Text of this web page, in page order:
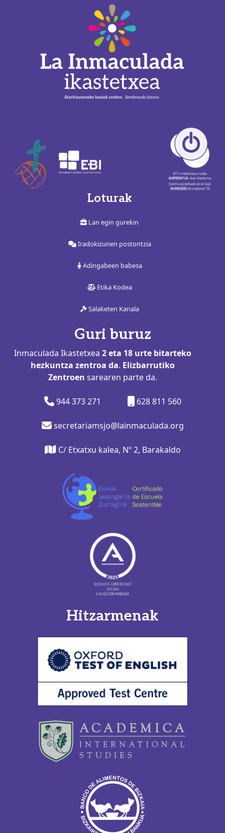
Loturak
Lan egin gurekin
Iradokizunen postontzia
Adingabeen babesa
Etika Kodea
Salaketen Kanala
Guri buruz
Inmaculada Ikastetxea 2 eta 18 urte bitarteko
hezkuntza zentroa da. Elizbarrutiko
Zentroen sarearen parte da.
944 373 271 628 811 560
secretariamsjo@lainmaculada.org
C/ Etxatxu kalea, Nº 2, Barakaldo
Hitzarmenak